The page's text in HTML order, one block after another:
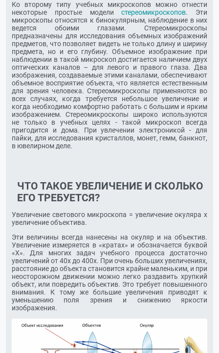
Ко второму типу учебных микроскопов можно отнести
некоторые простые моделистереомикроскопов. Эти
микроскопы относятся к бинокулярным, наблюдение в них
ведется обоими глазами. Стереомикроскопы
предназначены для исследования объемных изображений
предметов, что позволяет видеть не только длину и ширину
предмета, но и его глубину. Объемное изображение при
наблюдении в такой микроскоп достигается наличием двух
оптических каналов – для левого и правого глаза. Два
изображения, создаваемые этими каналами, обеспечивают
объемное восприятие объекта, что является естественным
для зрения человека. Стереомикроскопы применяются во
всех случаях, когда требуется небольшое увеличение и
когда необходимо комфортно работать с большим и ярким
изображением. Стереомикроскопы широко используются
не только в учебных целях - такой микроскоп всегда
пригодится и дома. При увлечении электроникой - для
пайки, для исследования кристаллов, монет, гемм, банкнот,
в ювелирном деле.
ЧТО ТАКОЕ УВЕЛИЧЕНИЕ И СКОЛЬКО
ЕГО ТРЕБУЕТСЯ?
Увеличение светового микроскопа = увеличение окуляра х
увеличение объектива.
Эти величины всегда нанесены на окуляр и на объектив.
Увеличение измеряется в «кратах» и обозначается буквой
«Х». Для многих задач учебного процесса достаточно
увеличений от 40х до 400х. При очень больших увеличениях,
расстояние до объекта становится крайне маленьким, и при
неосторожном движении можно легко раздавить хрупкий
объект, или повредить объектив. Это требует повышенного
внимания. К тому же большие увеличения приводят к
уменьшению поля зрения и снижению яркости
изображения.